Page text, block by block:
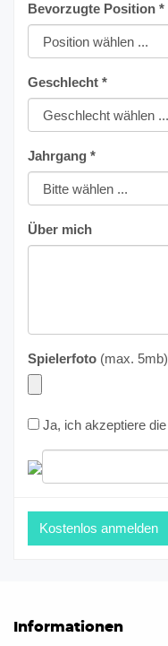
Bevorzugte Position *
Geschlecht *
Jahrgang *
Über mich
Spielerfoto (max. 5mb)
Ja, ich akzeptiere die
Informationen